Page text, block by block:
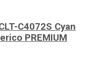
C4072S Cyan
PREMIUM